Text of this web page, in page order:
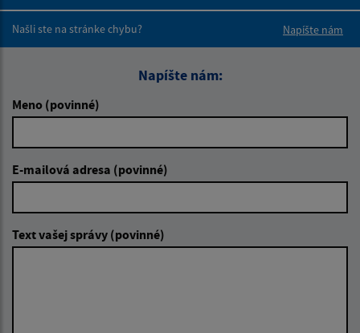
Našli ste na stránke chybu?
Napíšte nám
Napíšte nám:
Meno (povinné)
E-mailová adresa (povinné)
Text vašej správy (povinné)